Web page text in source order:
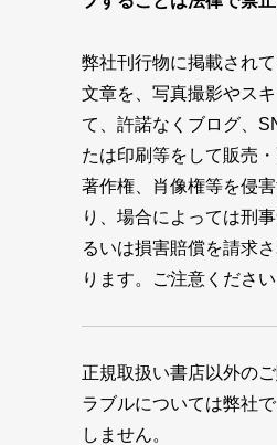
弊社刊行物に掲載され
文章を、写真撮影やス
て、許諾なくブログ、
たは印刷等をして販売
著作権、肖像権等を侵
り、場合によっては刑
るいは損害賠償を請求
ります。ご注意ください
正規取扱い書店以外の
ラブルについては弊社
しません。